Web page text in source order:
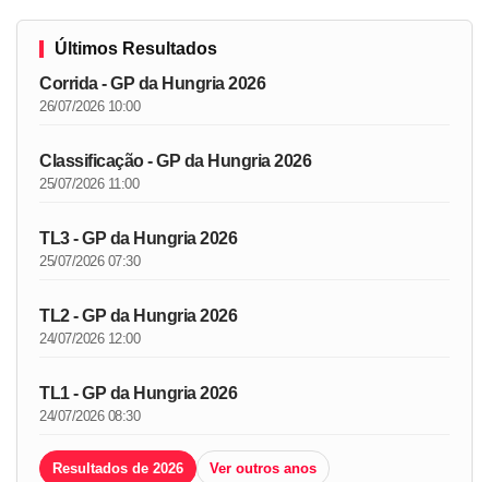
Últimos Resultados
Corrida - GP da Hungria 2026
26/07/2026 10:00
Classificação - GP da Hungria 2026
25/07/2026 11:00
TL3 - GP da Hungria 2026
25/07/2026 07:30
TL2 - GP da Hungria 2026
24/07/2026 12:00
TL1 - GP da Hungria 2026
24/07/2026 08:30
Resultados de 2026 Ver outros anos